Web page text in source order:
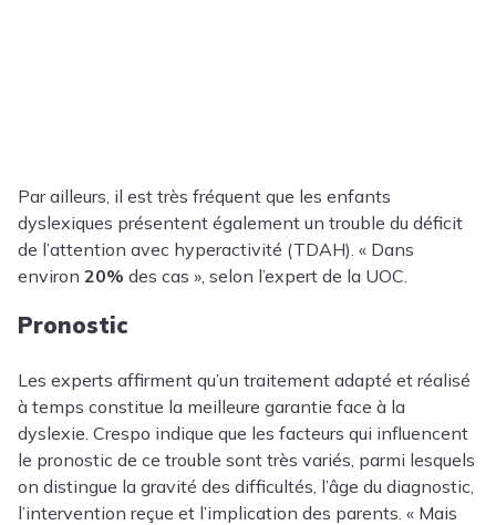
Par ailleurs, il est très fréquent que les enfants
dyslexiques présentent également un trouble du déficit
de l’attention avec hyperactivité (TDAH). « Dans
environ 20% des cas », selon l’expert de la UOC.
Pronostic
Les experts affirment qu’un traitement adapté et réalisé
à temps constitue la meilleure garantie face à la
dyslexie. Crespo indique que les facteurs qui influencent
le pronostic de ce trouble sont très variés, parmi lesquels
on distingue la gravité des difficultés, l’âge du diagnostic,
l’intervention reçue et l’implication des parents. « Mais